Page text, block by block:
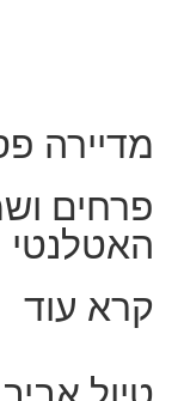
מדיירה
פרחים
האטלנטי
קרא עוד